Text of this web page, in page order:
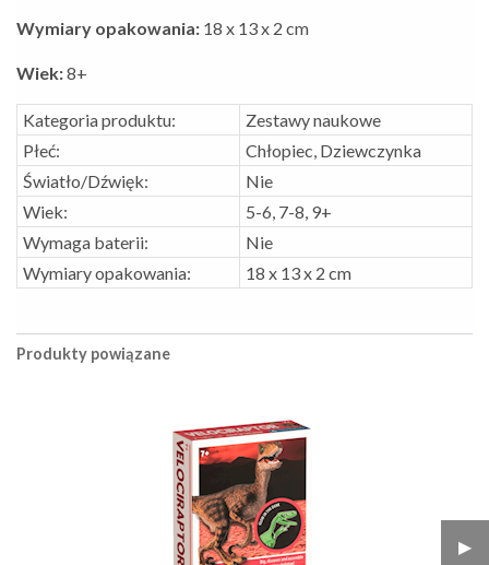
Wymiary opakowania: 18 x 13 x 2 cm
Wiek:8+
Kategoria produktu:
Zestawy naukowe
Płeć:
Chłopiec, Dziewczynka
Światło/Dźwięk:
Nie
Wiek:
5-6, 7-8, 9+
Wymaga baterii:
Nie
Wymiary opakowania:
18 x 13 x 2 cm
Produkty powiązane
▶︎